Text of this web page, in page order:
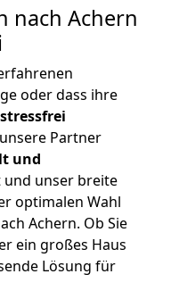
nach Achern
oder dass ihre
Partner
und
und unser breite
optimalen Wahl
Achern. Ob Sie
ein großes Haus
Lösung für